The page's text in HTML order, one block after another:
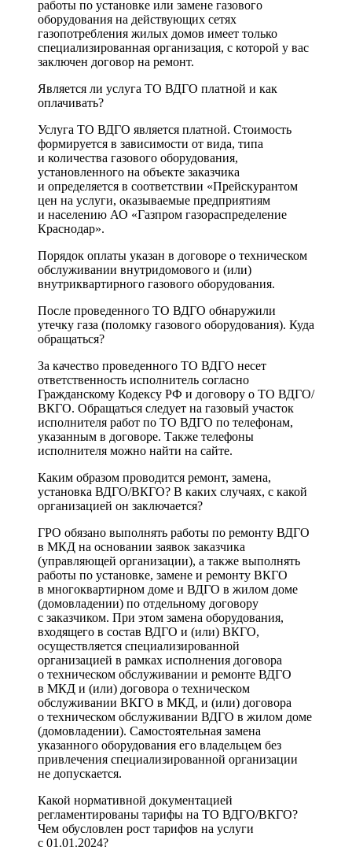
работы по установке или замене газового
оборудования на действующих сетях
газопотребления жилых домов имеет только
специализированная организация, с которой у вас
заключен договор на ремонт.
Является ли услуга ТО ВДГО платной и как
оплачивать?
Услуга ТО ВДГО является платной. Стоимость
формируется в зависимости от вида, типа
и количества газового оборудования,
установленного на объекте заказчика
и определяется в соответствии «Прейскурантом
цен на услуги, оказываемые предприятиям
и населению АО «Газпром газораспределение
Краснодар».
Порядок оплаты указан в договоре о техническом
обслуживании внутридомового и (или)
внутриквартирного газового оборудования.
После проведенного ТО ВДГО обнаружили
утечку газа (поломку газового оборудования). Куда
обращаться?
За качество проведенного ТО ВДГО несет
ответственность исполнитель согласно
Гражданскому Кодексу РФ и договору о ТО ВДГО/
ВКГО. Обращаться следует на газовый участок
исполнителя работ по ТО ВДГО по телефонам,
указанным в договоре. Также телефоны
исполнителя можно найти на сайте.
Каким образом проводится ремонт, замена,
установка ВДГО/ВКГО? В каких случаях, с какой
организацией он заключается?
ГРО обязано выполнять работы по ремонту ВДГО
в МКД на основании заявок заказчика
(управляющей организации), а также выполнять
работы по установке, замене и ремонту ВКГО
в многоквартирном доме и ВДГО в жилом доме
(домовладении) по отдельному договору
с заказчиком. При этом замена оборудования,
входящего в состав ВДГО и (или) ВКГО,
осуществляется специализированной
организацией в рамках исполнения договора
о техническом обслуживании и ремонте ВДГО
в МКД и (или) договора о техническом
обслуживании ВКГО в МКД, и (или) договора
о техническом обслуживании ВДГО в жилом доме
(домовладении). Самостоятельная замена
указанного оборудования его владельцем без
привлечения специализированной организации
не допускается.
Какой нормативной документацией
регламентированы тарифы на ТО ВДГО/ВКГО?
Чем обусловлен рост тарифов на услуги
с 01.01.2024?